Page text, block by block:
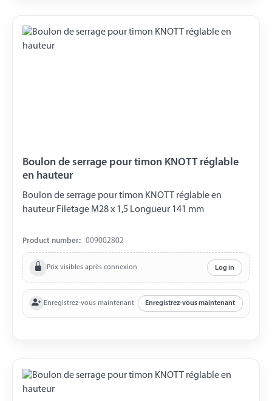
Boulon de serrage pour timon KNOTT réglable
en hauteur
Boulon de serrage pour timon KNOTT réglable en
hauteur Filetage M28 x 1,5 Longueur 141 mm
Product number: 009002802
Prix visibles après connexion Log in
Enregistrez-vous maintenant Enregistrez-vous maintenant